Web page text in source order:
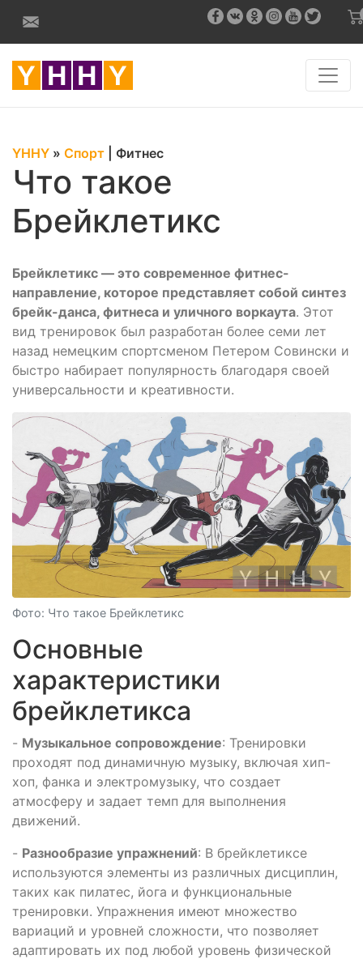
YHHY » Спорт Фитнес
Что такое
Брейклетикс
Брейклетикс — это современное фитнес-
направление, которое представляет собой синтез
брейк-данса, фитнеса и уличного воркаута. Этот
вид тренировок был разработан более семи лет
назад немецким спортсменом Петером Совински и
быстро набирает популярность благодаря своей
универсальности и креативности.
Фото: Что такое Брейклетикс
Основные
характеристики
брейклетикса
- Музыкальное сопровождение: Тренировки
проходят под динамичную музыку, включая хип-
хоп, фанка и электромузыку, что создает
атмосферу и задает темп для выполнения
движений.
- Разнообразие упражнений: В брейклетиксе
используются элементы из различных дисциплин,
таких как пилатес, йога и функциональные
тренировки. Упражнения имеют множество
вариаций и уровней сложности, что позволяет
адаптировать их под любой уровень физической